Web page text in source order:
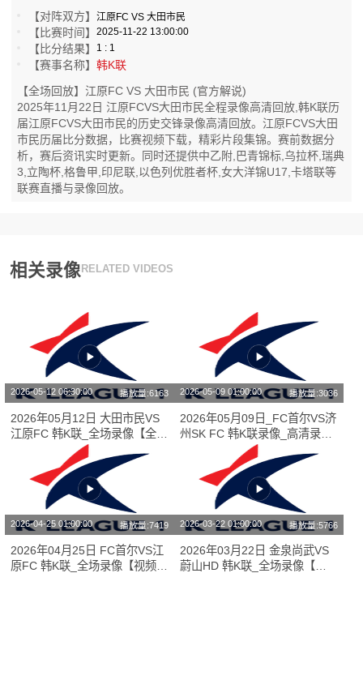
【对阵双方】江原FC VS 大田市民
【比赛时间】2025-11-22 13:00:00
【比分结果】 1 : 1
【赛事名称】韩K联
【全场回放】江原FC VS 大田市民 (官方解说)
2025年11月22日 江原FCVS大田市民全程录像高清回放,韩K联历
届江原FCVS大田市民的历史交锋录像高清回放。江原FCVS大田
市民历届比分数据，比赛视频下载，精彩片段集锦。赛前数据分
析，赛后资讯实时更新。同时还提供中乙附,巴青锦标,乌拉杯,瑞典
3,立陶杯,格鲁甲,印尼联,以色列优胜者杯,女大洋锦U17,卡塔联等
联赛直播与录像回放。
相关录像 RELATED VIDEOS
2026-05-12 06:30:00 播放量:6163
2026年05月12日 大田市民VS
江原FC 韩K联_全场录像【全场
2026-05-09 01:00:00 播放量:3036
2026年05月09日_FC首尔VS济
州SK FC 韩K联录像_高清录像
【全场回放】
2026-04-25 01:00:00 播放量:7419
2026年04月25日 FC首尔VS江
原FC 韩K联_全场录像【视频集
2026-03-22 01:00:00 播放量:5766
2026年03月22日 金泉尚武VS
蔚山HD 韩K联_全场录像【视